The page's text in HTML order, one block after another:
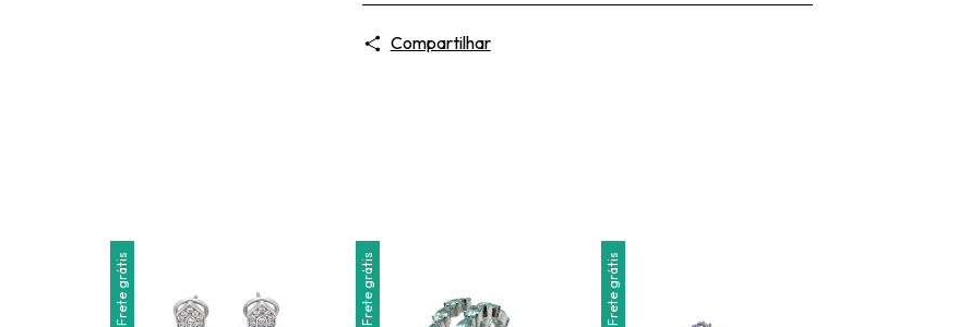
Compartilhar
Frete grátis Frete grátis Frete grátis